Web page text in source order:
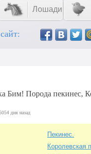
Лошади
Бим! Порода пекинес,
дня назад
Пекинес.
Королевская